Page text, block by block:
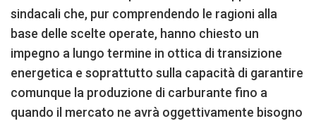
sindacali che, pur comprendendo le ragioni alla
base delle scelte operate, hanno chiesto un
impegno a lungo termine in ottica di transizione
energetica e soprattutto sulla capacità di garantire
comunque la produzione di carburante fino a
quando il mercato ne avrà oggettivamente bisogno